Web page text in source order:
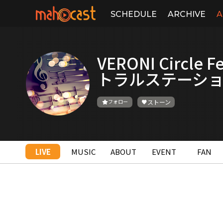
SCHEDULE ARCHIVE
VERONI Circle
トラルステーシ
フォロー ストーン
LIVE MUSIC ABOUT EVENT FAN